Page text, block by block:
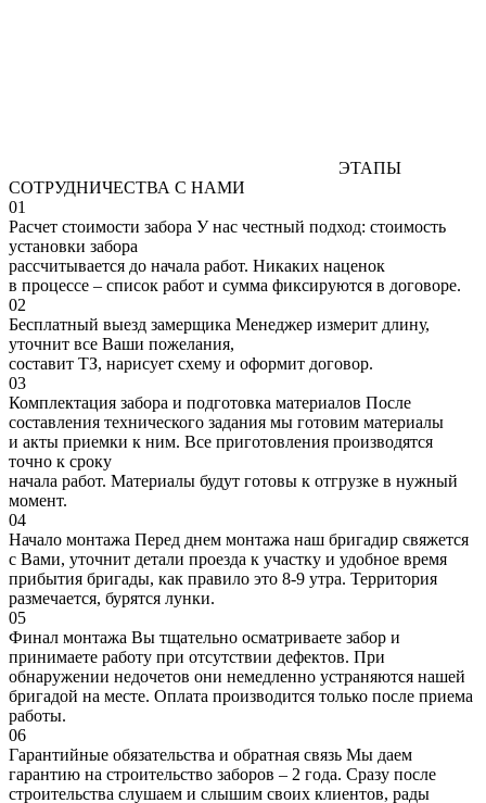
ЭТАПЫ
СОТРУДНИЧЕСТВА С НАМИ
01
Расчет стоимости забора У нас честный подход: стоимость
установки забора
рассчитывается до начала работ. Никаких наценок
в процессе – список работ и сумма фиксируются в договоре.
02
Бесплатный выезд замерщика Менеджер измерит длину,
уточнит все Ваши пожелания,
составит ТЗ, нарисует схему и оформит договор.
03
Комплектация забора и подготовка материалов После
составления технического задания мы готовим материалы
и акты приемки к ним. Все приготовления производятся
точно к сроку
начала работ. Материалы будут готовы к отгрузке в нужный
момент.
04
Начало монтажа Перед днем монтажа наш бригадир свяжется
с Вами, уточнит детали проезда к участку и удобное время
прибытия бригады, как правило это 8-9 утра. Территория
размечается, бурятся лунки.
05
Финал монтажа Вы тщательно осматриваете забор и
принимаете работу при отсутствии дефектов. При
обнаружении недочетов они немедленно устраняются нашей
бригадой на месте. Оплата производится только после приема
работы.
06
Гарантийные обязательства и обратная связь Мы даем
гарантию на строительство заборов – 2 года. Сразу после
строительства слушаем и слышим своих клиентов, рады